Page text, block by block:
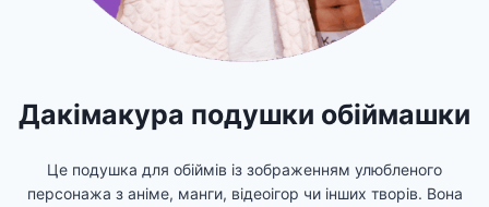
Дакімакура подушки обіймашки
Це подушка для обіймів із зображенням улюбленого
персонажа з аніме, манги, відеоігор чи інших творів. Вона